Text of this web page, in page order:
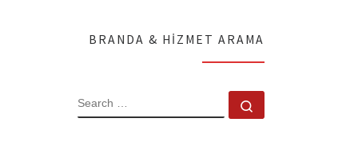
BRANDA & HIZMET ARAMA
SEARCH